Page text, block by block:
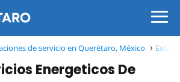
de servicio en Querétaro, México
Energeticos De